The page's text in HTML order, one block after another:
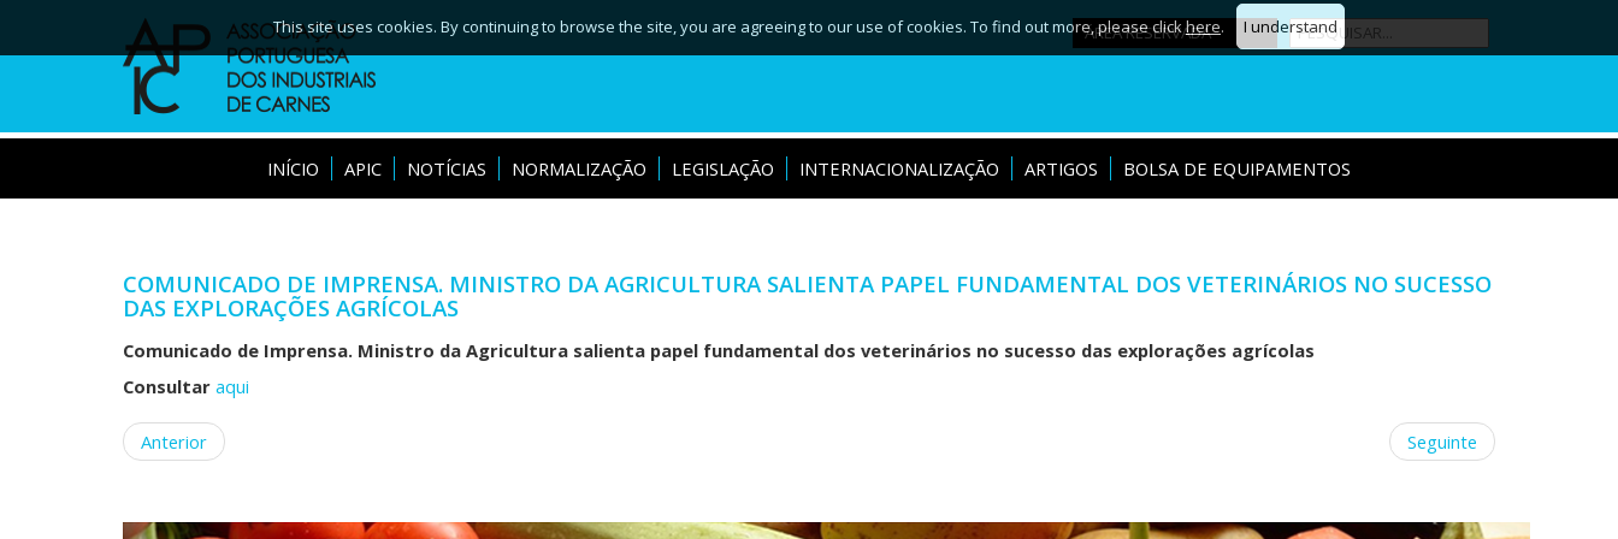
ÁREA RESERVADA
INÍCIO APIC NOTÍCIAS NORMALIZAÇÃO LEGISLAÇÃO INTERNACIONALIZAÇÃO ARTIGOS BOLSA DE EQUIPAMENTOS
COMUNICADO DE IMPRENSA. MINISTRO DA AGRICULTURA SALIENTA PAPEL FUNDAMENTAL DOS VETERINÁRIOS NO SUCESSO
DAS EXPLORAÇÕES AGRÍCOLAS
Comunicado de Imprensa. Ministro da Agricultura salienta papel fundamental dos veterinários no sucesso das explorações agrícolas
Consultar aqui
Anterior Seguinte
This site uses cookies. By continuing to browse the site, you are agreeing to our use of cookies. To find out more, please clickhere. I understand